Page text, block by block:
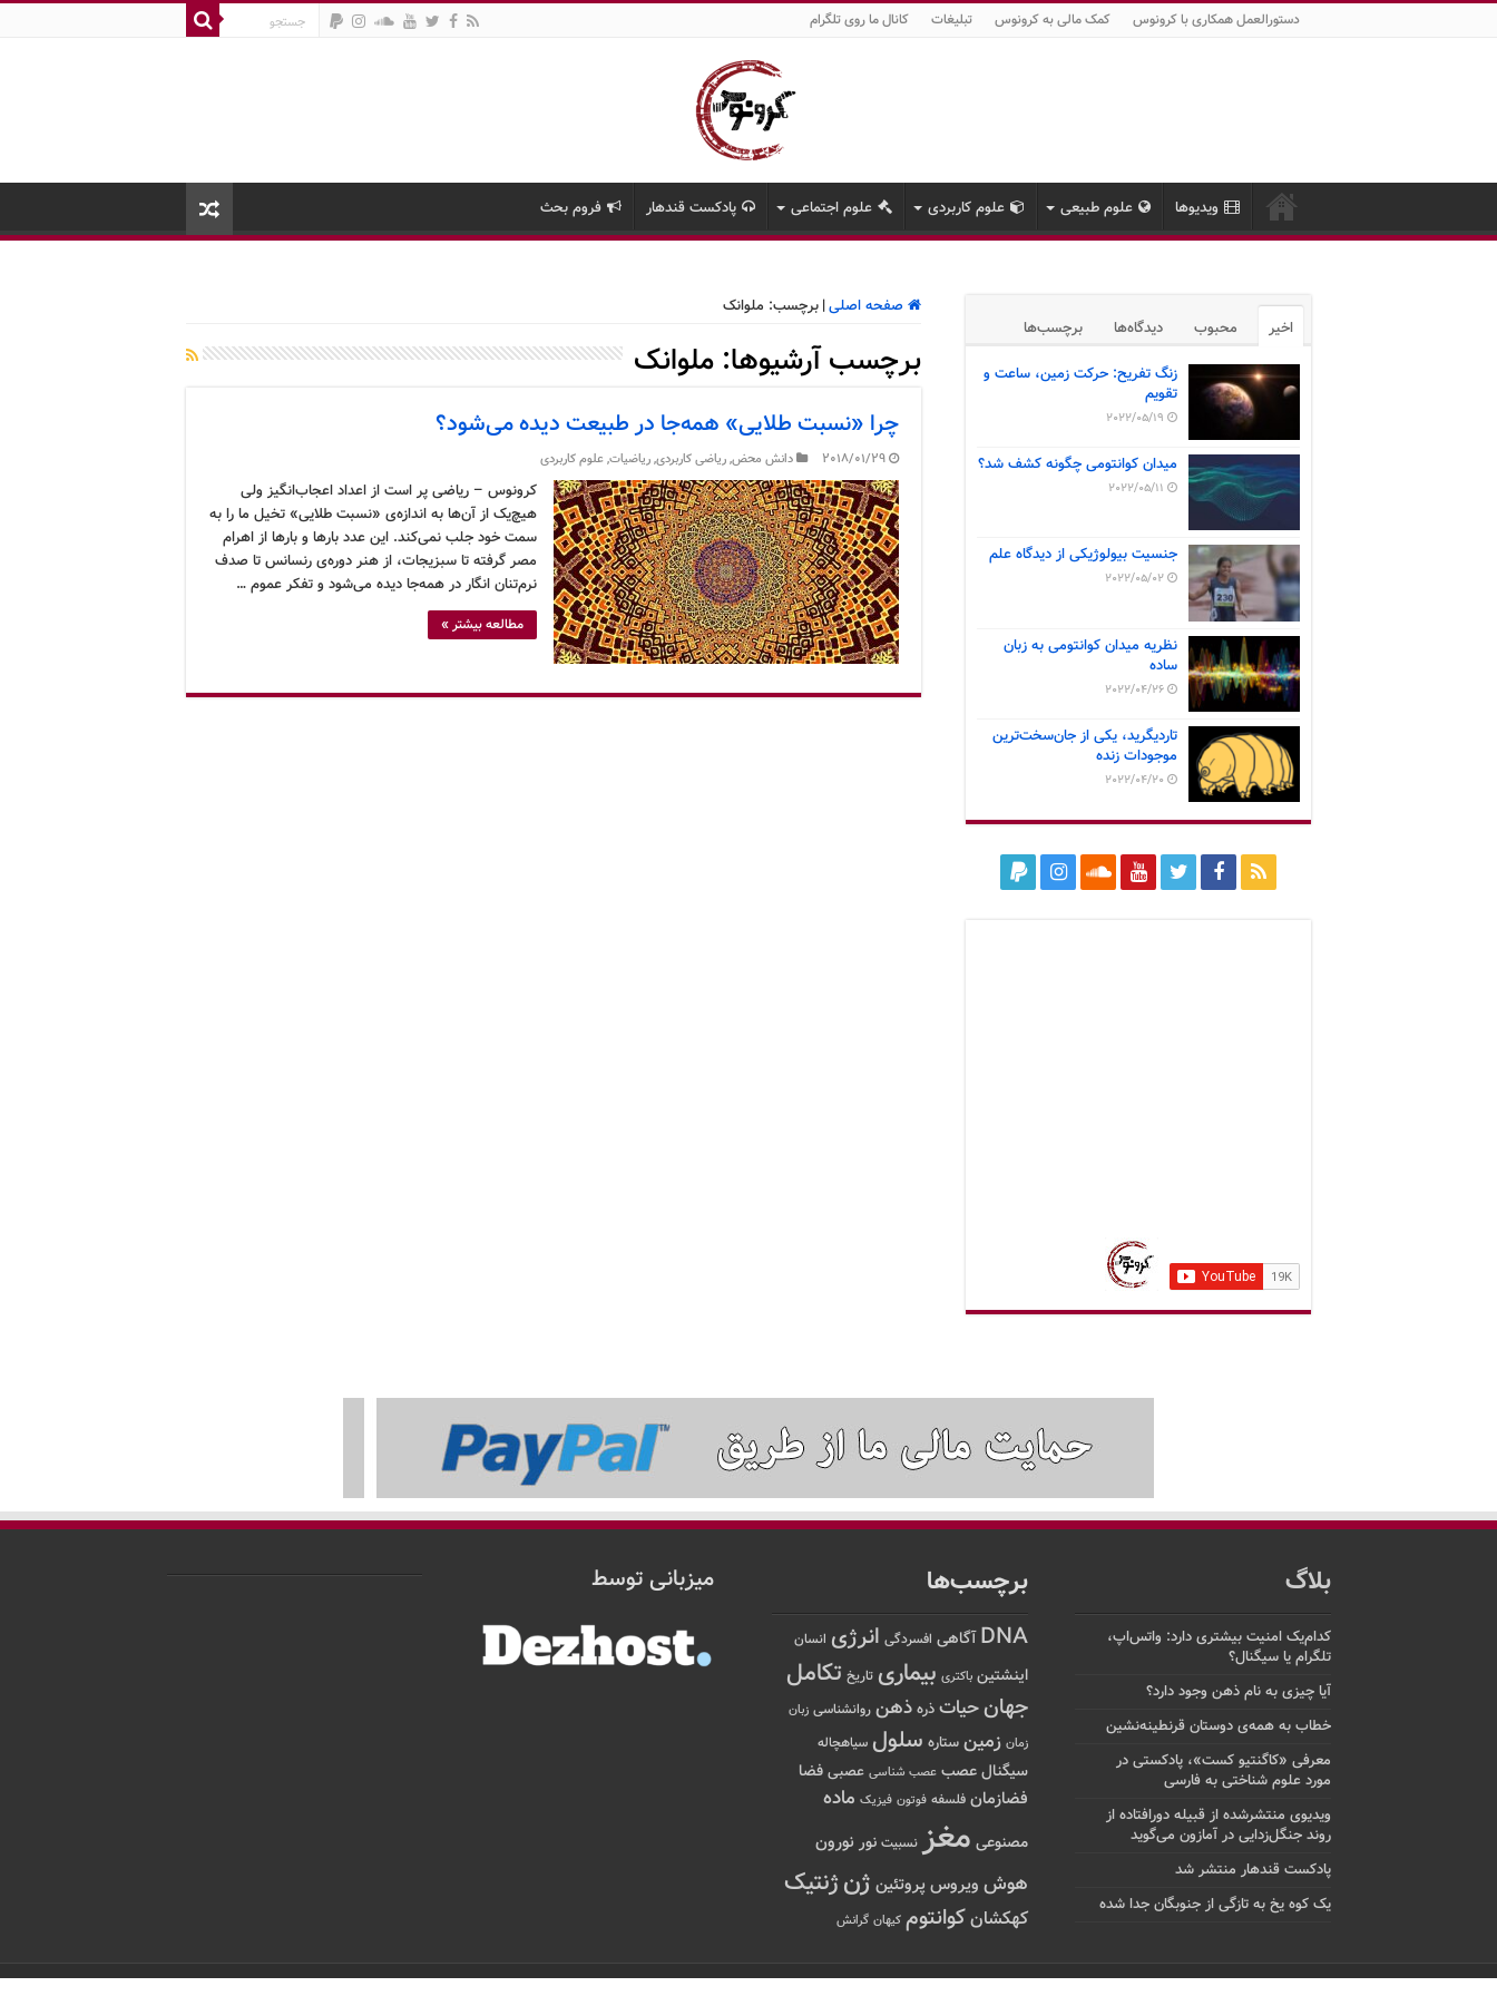
دستورالعمل همکاری با کرونوس کمک مالی به کرونوس تبلیغات کانال ما روی تلگرام
ویدیوها علوم طبیعی علوم کاربردی علوم اجتماعی پادکست قندهار فروم بحث
صفحه اصلی| برچسب: ملوانک
برچسب آرشیوها: ملوانک
چرا «نسبت طلایی» همه‌جا در طبیعت دیده می‌شود؟
2018/01/29 دانش محض,ریاضی کاربردی,ریاضیات,علوم کاربردی
کرونوس – ریاضی پر است از اعداد اعجاب‌انگیز ولی
هیچ‌یک از آن‌ها به اندازه‌ی «نسبت طلایی» تخیل ما را به
سمت خود جلب نمی‌کند. این عدد بارها و بارها از اهرام
مصر گرفته تا سبزیجات، از هنر دوره‌ی رنسانس تا صدف
نرم‌تنان انگار در همه‌جا دیده می‌شود و تفکر عموم …
مطالعه بیشتر »
اخیر محبوب دیدگاه‌ها برچسب‌ها
زنگ تفریح: حرکت زمین، ساعت و
تقویم
2022/05/19
میدان کوانتومی چگونه کشف شد؟
2022/05/11
جنسیت بیولوژیکی از دیدگاه علم
2022/05/02
نظریه میدان کوانتومی به زبان
ساده
2022/04/26
تاردیگرید، یکی از جان‌سخت‌ترین
موجودات زنده
2022/04/20
بلاگ
کدام‌یک امنیت بیشتری دارد: واتس‌اپ،
تلگرام یا سیگنال؟
آیا چیزی به نام ذهن وجود دارد؟
خطاب به همه‌ی دوستان قرنطینه‌نشین
معرفی «کاگنتیو کست»، پادکستی در
مورد علوم شناختی به فارسی
ویدیوی منتشرشده از قبیله دورافتاده‌ از
روند جنگل‌زدایی در آمازون می‌گوید
پادکست قندهار منتشر شد
یک کوه یخ به تازگی از جنوبگان جدا شده
برچسب‌ها
DNA آگاهی افسردگی انرژی انسان
اینشتین باکتری بیماری تاریخ تکامل
جهانحیات ذره ذهن روانشناسی زبان
زمان زمین ستاره سلول سیاهچاله
سیگنالعصب عصب شناسی عصبی فضا
فضازمان فلسفه فوتون فیزیک ماده
مصنوعی مغز نسبیت نور نورون
هوش ویروس پروتئین ژنژنتیک
کهکشانکوانتوم کیهان گرانش
میزبانی توسط